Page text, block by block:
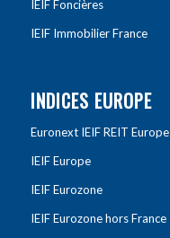
IEIF Foncières
IEIF Immobilier France
INDICES EUROPE
Euronext IEIF REIT Europe
IEIF Europe
IEIF Eurozone
IEIF Eurozone hors France